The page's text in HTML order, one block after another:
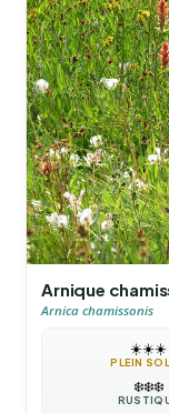
Arnique
Arnica chamissonis
☀️☀️☀️
PLEIN
❄️❄️❄️